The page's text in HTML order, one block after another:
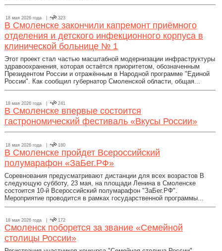
18 мая 2026 года | 323
В Смоленске закончили капремонт приёмного
отделения и детского инфекционного корпуса в
клинической больнице № 1
Этот проект стал частью масштабной модернизации инфраструктуры
здравоохранения, которая остаётся приоритетом, обозначенным
Президентом России и отражённым в Народной программе "Единой
России". Как сообщил губернатор Смоленской области, общая...
18 мая 2026 года | 241
В Смоленске впервые состоится
гастрономический фестиваль «Вкусы России»
18 мая 2026 года | 180
В Смоленске пройдет Всероссийский
полумарафон «ЗаБег.РФ»
Соревнования предусматривают дистанции для всех возрастов В
следующую субботу, 23 мая, на площади Ленина в Смоленске
состоится 10-й Всероссийский полумарафон "ЗаБег.РФ".
Мероприятие проводится в рамках государственной программы...
18 мая 2026 года | 172
Смоленск поборется за звание «Семейной
столицы России»